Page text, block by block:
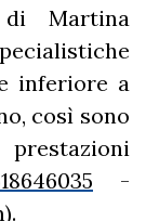
di Martina
inferiore a
così sono
-
).